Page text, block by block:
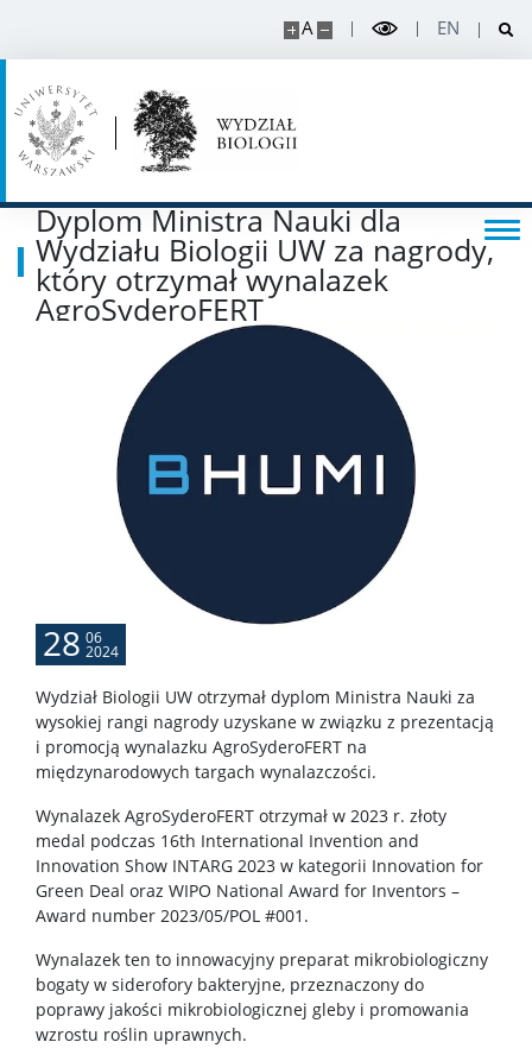
A EN
Projekty
Publikacje i patenty
Nagrody i wyróżnienia
Konferencje
Stopnie i tytuły
Rada Naukowa Dyscypliny
Dane badawcze UW
Posłuchaj o nauce
Poczytaj o nauce
Wydarzenia
Wystawy
USŁUGI
Jednostki usługowe
Dyplom Ministra Nauki dla
Wydziału Biologii UW za nagrody,
który otrzymał wynalazek
AgroSyderoFERT
28 06
2024
Wydział Biologii UW otrzymał dyplom Ministra Nauki za
wysokiej rangi nagrody uzyskane w związku z prezentacją
i promocją wynalazku AgroSyderoFERT na
międzynarodowych targach wynalazczości.
Wynalazek AgroSyderoFERT otrzymał w 2023 r. złoty
medal podczas 16th International Invention and
Innovation Show INTARG 2023 w kategorii Innovation for
Green Deal oraz WIPO National Award for Inventors –
Award number 2023/05/POL #001.
Wynalazek ten to innowacyjny preparat mikrobiologiczny
bogaty w siderofory bakteryjne, przeznaczony do
poprawy jakości mikrobiologicznej gleby i promowania
wzrostu roślin uprawnych.